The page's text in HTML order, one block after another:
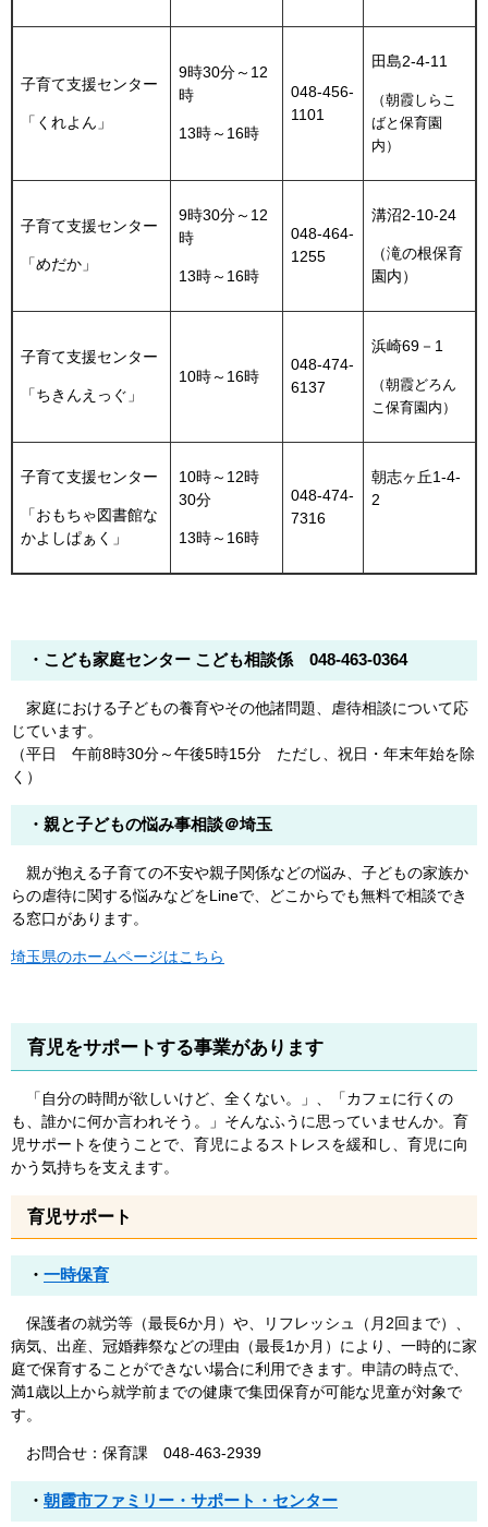
子育て支援センター
「くれよん」
9時30分～12
時
13時～16時
048-456-
1101
田島2-4-11
（朝霞しらこ
ばと保育園
内）
子育て支援センター
「めだか」
9時30分～12
時
13時～16時
048-464-
1255
溝沼2-10-24
（滝の根保育
園内）
子育て支援センター
「ちきんえっぐ」
10時～16時
048-474-
6137
浜崎69－1
（朝霞どろん
こ保育園内）
子育て支援センター
「おもちゃ図書館な
かよしぱぁく」
10時～12時
30分
13時～16時
048-474-
7316
朝志ヶ丘1-4-
2
・こども家庭センター こども相談係 048-463-0364
家庭における子どもの養育やその他諸問題、虐待相談について応
じています。
（平日 午前8時30分～午後5時15分 ただし、祝日・年末年始を除
く）
・親と子どもの悩み事相談＠埼玉
親が抱える子育ての不安や親子関係などの悩み、子どもの家族か
らの虐待に関する悩みなどをLineで、どこからでも無料で相談でき
る窓口があります。
埼玉県のホームページはこちら
育児をサポートする事業があります
「自分の時間が欲しいけど、全くない。」、「カフェに行くの
も、誰かに何か言われそう。」そんなふうに思っていませんか。育
児サポートを使うことで、育児によるストレスを緩和し、育児に向
かう気持ちを支えます。
育児サポート
・ 一時保育
保護者の就労等（最長6か月）や、リフレッシュ（月2回まで）、
病気、出産、冠婚葬祭などの理由（最長1か月）により、一時的に家
庭で保育することができない場合に利用できます。申請の時点で、
満1歳以上から就学前までの健康で集団保育が可能な児童が対象で
す。
お問合せ：保育課 048-463-2939
・ 朝霞市ファミリー・サポート・センター